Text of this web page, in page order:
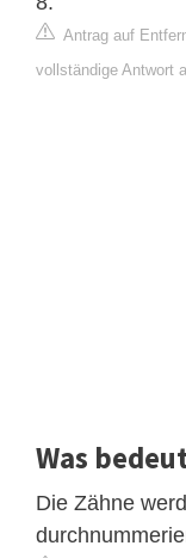
Antrag auf
vollständige Antwort
Was
Die Zähne